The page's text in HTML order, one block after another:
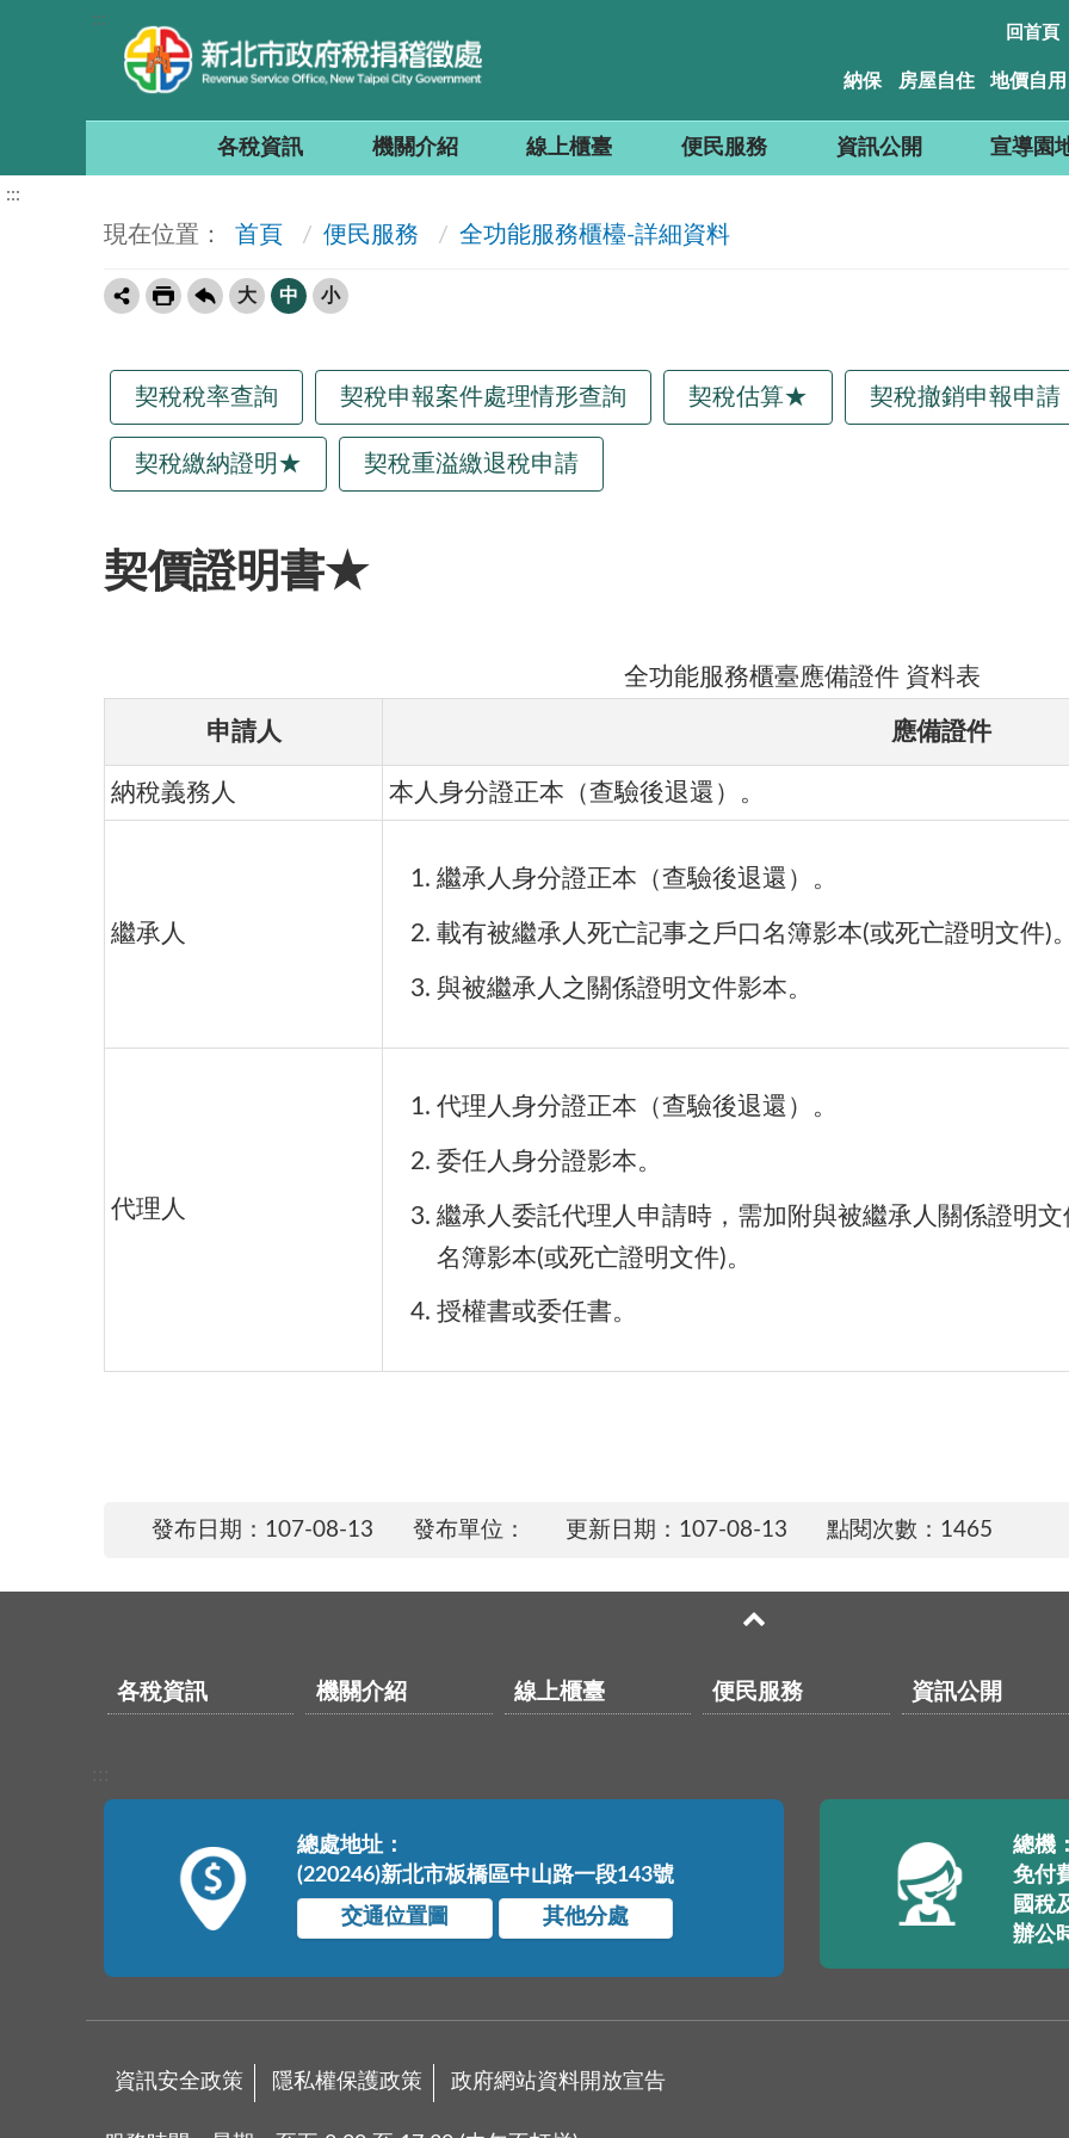
回首頁
:::
納保 房屋自住 地價自用
各稅資訊 機關介紹 線上櫃臺 便民服務 資訊公開 宣導園
:::
首頁 便民服務 全功能服務櫃檯-詳細資料
大 中 小
契稅稅率查詢 契稅申報案件處理情形查詢 契稅估算★ 契稅撤銷申報申請
契稅繳納證明★ 契稅重溢繳退稅申請
契價證明書★
全功能服務櫃臺應備證件 資料表
申請人 應備證件
納稅義務人 本人身分證正本（查驗後退還）。
繼承人
繼承人身分證正本（查驗後退還）。
載有被繼承人死亡記事之戶口名簿影本(或死亡證明文件)
與被繼承人之關係證明文件影本。
代理人
代理人身分證正本（查驗後退還）。
委任人身分證影本。
繼承人委託代理人申請時，需加附與被繼承人關係證明
名簿影本(或死亡證明文件)。
授權書或委任書。
發布日期：107-08-13 發布單位： 更新日期：107-08-13 點閱次數：1465
各稅資訊 機關介紹 線上櫃臺 便民服務 資訊公開
總處地址：
(220246)新北市板橋區中山路一段143號
交通位置圖
其他分處
總機
免付
國稅
辦公
資訊安全政策 隱私權保護政策 政府網站資料開放宣告